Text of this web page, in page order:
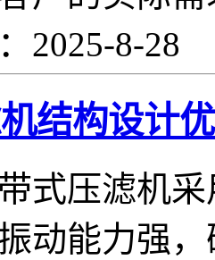
2025-8-28
结构设计
式压滤机
动能力强